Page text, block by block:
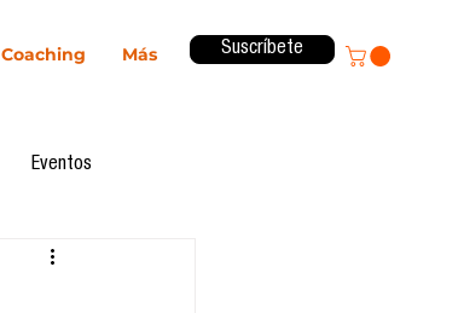
Coaching Más Suscríbete
Eventos
Innovación